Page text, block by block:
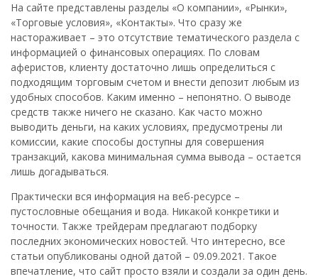
На сайте представлены разделы «О компании», «Рынки»,
«Торговые условия», «Контакты». Что сразу же
настораживает – это отсутствие тематического раздела с
информацией о финансовых операциях. По словам
аферистов, клиенту достаточно лишь определиться с
подходящим торговым счетом и внести депозит любым из
удобных способов. Каким именно – непонятно. О выводе
средств также ничего не сказано. Как часто можно
выводить деньги, на каких условиях, предусмотрены ли
комиссии, какие способы доступны для совершения
транзакций, какова минимальная сумма вывода – остается
лишь догадываться.
Практически вся информация на веб-ресурсе –
пустословные обещания и вода. Никакой конкретики и
точности. Также трейдерам предлагают подборку
последних экономических новостей. Что интересно, все
статьи опубликованы одной датой – 09.09.2021. Такое
впечатление, что сайт просто взяли и создали за один день.